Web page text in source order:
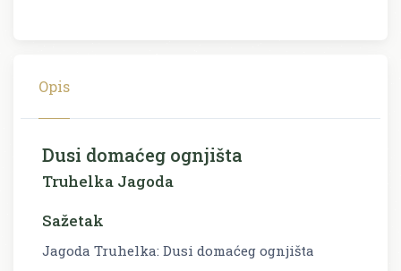
Opis
Dusi domaćeg ognjišta
Truhelka Jagoda
Sažetak
Jagoda Truhelka: Dusi domaćeg ognjišta